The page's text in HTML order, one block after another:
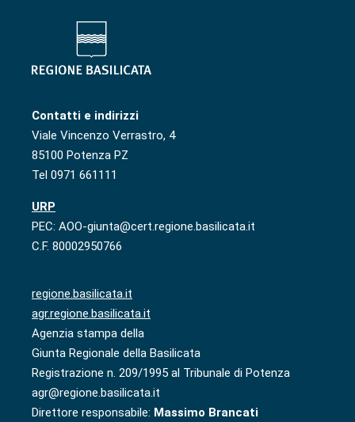
Contatti e indirizzi
Viale Vincenzo Verrastro, 4
85100 Potenza PZ
Tel 0971 661111
URP
PEC: AOO-giunta@cert.regione.basilicata.it
C.F. 80002950766
regione.basilicata.it
agr.regione.basilicata.it
Agenzia stampa della
Giunta Regionale della Basilicata
Registrazione n. 209/1995 al Tribunale di Potenza
agr@regione.basilicata.it
Direttore responsabile: Massimo Brancati